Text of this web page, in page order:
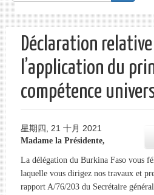
索
表
单
搜索
Déclaration
l’application du
compétence
星期四, 21 十月 2021
Madame la Présidente,
La délégation du Burkina Faso vous
laquelle vous dirigez nos travaux et
rapport A/76/203 du Secrétaire